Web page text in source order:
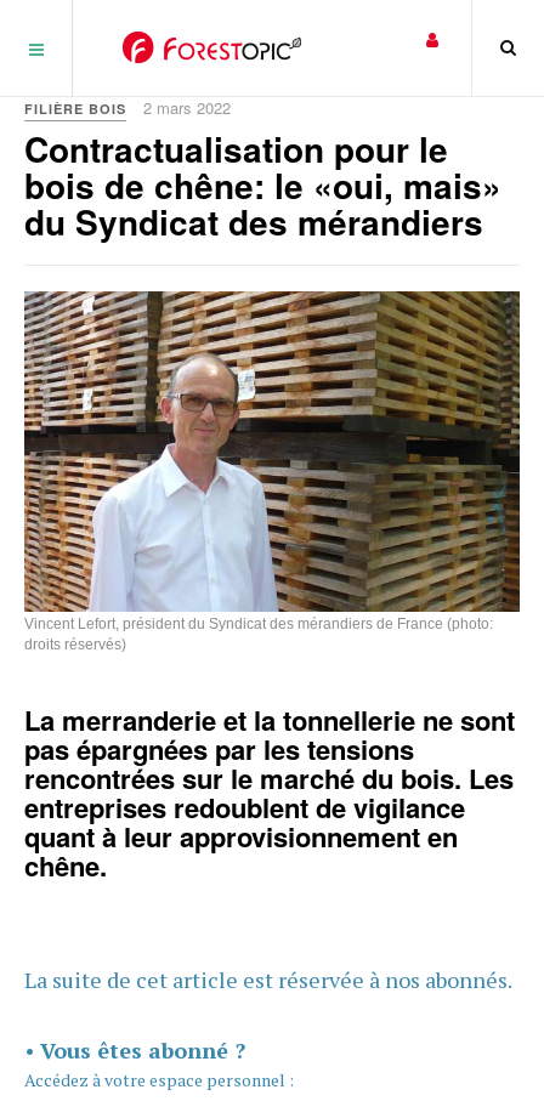
FILIÈRE BOIS 2 mars 2022
Contractualisation pour le
bois de chêne: le «oui, mais»
du Syndicat des mérandiers
Vincent Lefort, président du Syndicat des mérandiers de France (photo:
droits réservés)
La merranderie et la tonnellerie ne sont
pas épargnées par les tensions
rencontrées sur le marché du bois. Les
entreprises redoublent de vigilance
quant à leur approvisionnement en
chêne.
La suite de cet article est réservée à nos abonnés.
• Vous êtes abonné ?
Accédez à votre espace personnel :